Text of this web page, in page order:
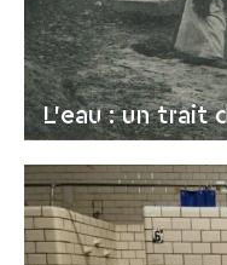
L'eau : un trait